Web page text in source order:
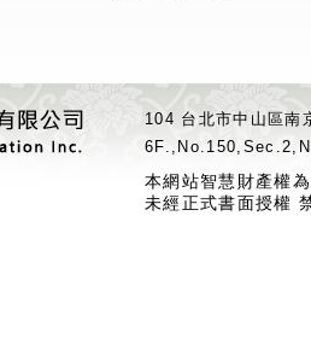
104 台北市中山區
本網站智慧財產權
未經正式書面授權